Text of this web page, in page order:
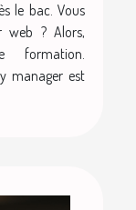
le bac. Vous
web ? Alors,
formation.
manager est